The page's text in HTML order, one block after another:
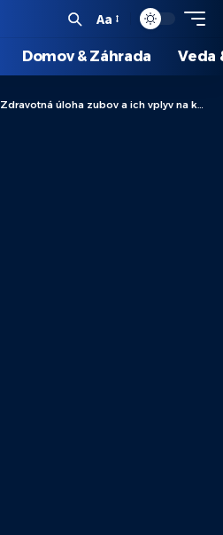
Aa
Domov & Záhrada Veda
Zdravotná úloha zubov a ich vplyv na kvalitu života: Prečo je dôležitá ústna hygiena?